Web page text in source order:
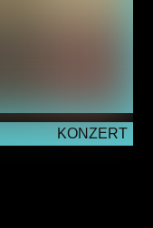
KONZERT